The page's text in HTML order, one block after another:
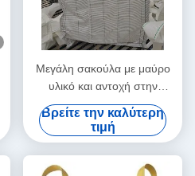
Μεγάλη σακούλα με μαύρο
υλικό και αντοχή στην
επιφάνεια
Βρείτε την καλύτερη
τιμή